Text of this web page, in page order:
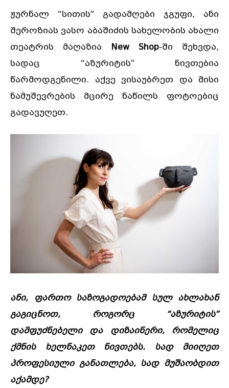
ჟურნალ “სითის” გადამღები ჯგუფი, ანი
შეროზიას ვასო აბაშიძის სახელობის ახალი
თეატრის მაღაზია
New Shop-ში შეხვდა,
სადაც “აზურიტის” ნივთებია
წარმოდგენილი. აქვე ვისაუბრეთ და მისი
ნამუშევრების მცირე ნაწილს ფოტოებიც
გადავუღეთ.
ანი, ფართო საზოგადოებამ სულ ახლახან
გაგიცნოთ, როგორც “აზურიტის”
დამფუძნებელი და დიზაინერი, რომელიც
ქმნის ხელნაკეთ ნივთებს. სად მიიღეთ
პროფესიული განათლება, სად მუშაობდით
აქამდე?